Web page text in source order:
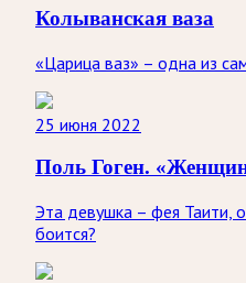
Колыванская ваза
«Царица ваз» – одна из
25 июня 2022
Поль Гоген.
Эта девушка – фея Таити,
боится?